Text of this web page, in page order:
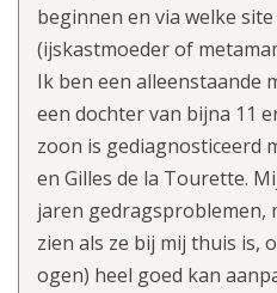
beginnen en via welke
(ijskastmoeder of
Ik ben een alleenstaande
een dochter van bijna 11
zoon is gediagnosticeerd
en Gilles de la Tourette.
jaren gedragsproblemen,
zien als ze bij mij thuis is,
ogen) heel goed kan